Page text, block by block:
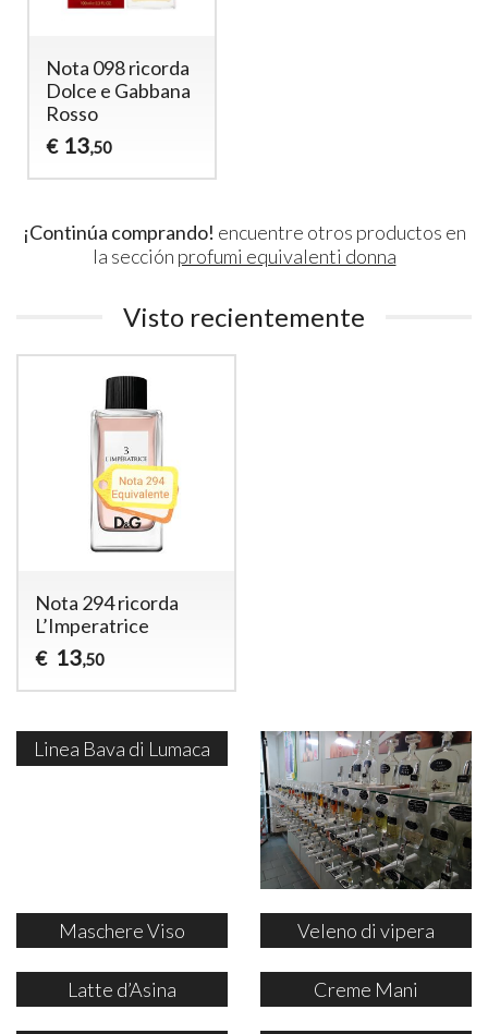
Nota 098 ricorda
Dolce e Gabbana
Rosso
€ 13,50
¡Continúa comprando! encuentre otros productos en
la sección profumi equivalenti donna
Visto recientemente
Nota 294 ricorda
L’Imperatrice
€ 13,50
Linea Bava di Lumaca
Maschere Viso Veleno di vipera
Latte d’Asina Creme Mani